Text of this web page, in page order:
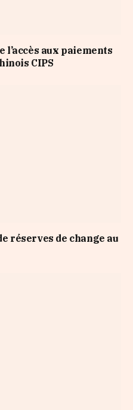
l’accès aux paiements
CIPS
réserves de change au